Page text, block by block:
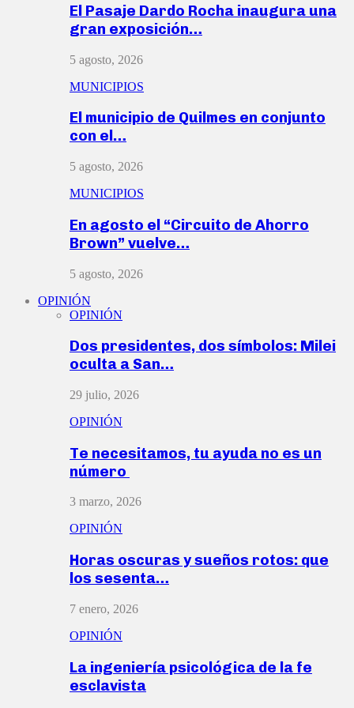
El Pasaje Dardo Rocha inaugura una
gran exposición…
5 agosto, 2026
MUNICIPIOS
El municipio de Quilmes en conjunto
con el…
5 agosto, 2026
MUNICIPIOS
En agosto el “Circuito de Ahorro
Brown” vuelve…
5 agosto, 2026
OPINIÓN
OPINIÓN
Dos presidentes, dos símbolos: Milei
oculta a San…
29 julio, 2026
OPINIÓN
Te necesitamos, tu ayuda no es un
número
3 marzo, 2026
OPINIÓN
Horas oscuras y sueños rotos: que
los sesenta…
7 enero, 2026
OPINIÓN
La ingeniería psicológica de la fe
esclavista